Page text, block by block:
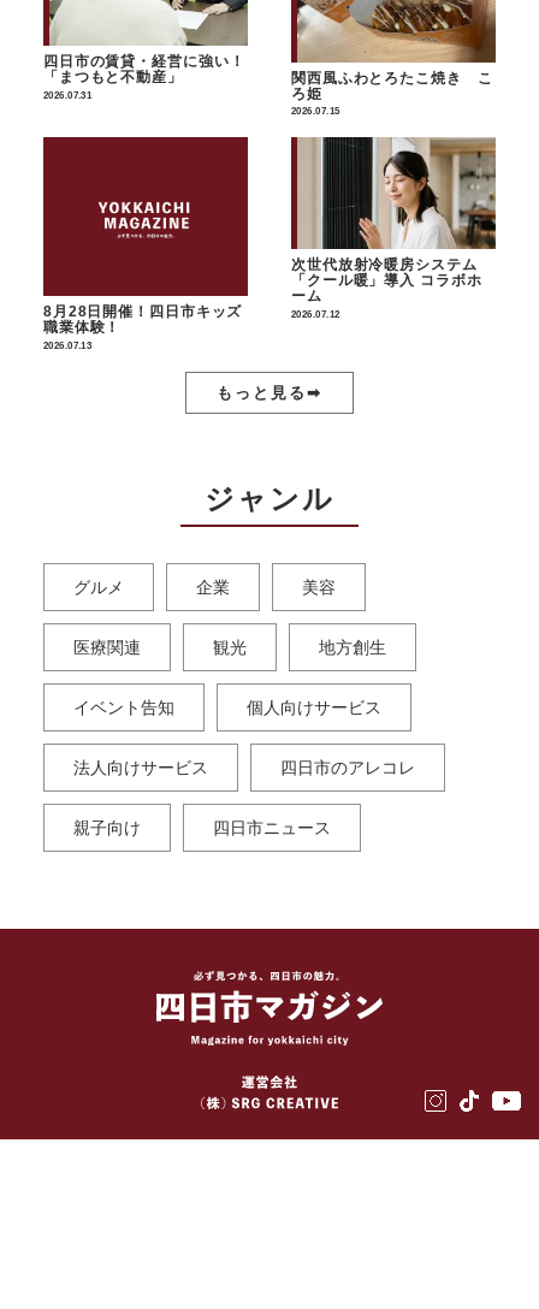
四日市の賃貸・経営に強い！
「まつもと不動産」
2026.07.31
関西風ふわとろたこ焼き こ
ろ姫
2026.07.15
8月28日開催！四日市キッズ
職業体験！
2026.07.13
次世代放射冷暖房システム
「クール暖」導入 コラボホ
ーム
2026.07.12
もっと見る➡︎
ジャンル
グルメ 企業 美容
医療関連 観光 地方創生
イベント告知 個人向けサービス
法人向けサービス 四日市のアレコレ
親子向け 四日市ニュース